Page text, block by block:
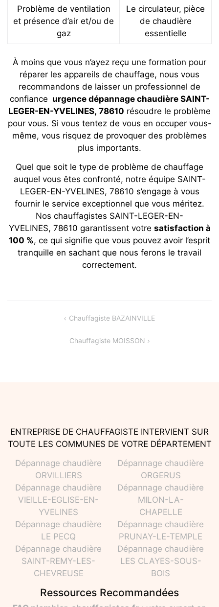
Problème de ventilation
et présence d’air et/ou de
gaz
Le circulateur, pièce
de chaudière
essentielle
À moins que vous n’ayez reçu une formation pour
réparer les appareils de chauffage, nous vous
recommandons de laisser un professionnel de
confiance urgence dépannage chaudière SAINT-
LEGER-EN-YVELINES, 78610 résoudre le problème
pour vous. Si vous tentez de vous en occuper vous-
même, vous risquez de provoquer des problèmes
plus importants.
Quel que soit le type de problème de chauffage
auquel vous êtes confronté, notre équipe SAINT-
LEGER-EN-YVELINES, 78610 s’engage à vous
fournir le service exceptionnel que vous méritez.
Nos chauffagistes SAINT-LEGER-EN-
YVELINES, 78610 garantissent votre satisfaction à
100 %, ce qui signifie que vous pouvez avoir l’esprit
tranquille en sachant que nous ferons le travail
correctement.
Chauffagiste BAZAINVILLE
Chauffagiste MOISSON
ENTREPRISE DE CHAUFFAGISTE INTERVIENT SUR
TOUTE LES COMMUNES DE VOTRE DÉPARTEMENT
Dépannage chaudière
ORVILLIERS
Dépannage chaudière
ORGERUS
Dépannage chaudière
VIEILLE-EGLISE-EN-
YVELINES
Dépannage chaudière
MILON-LA-
CHAPELLE
Dépannage chaudière
LE PECQ
Dépannage chaudière
PRUNAY-LE-TEMPLE
Dépannage chaudière
SAINT-REMY-LES-
CHEVREUSE
Dépannage chaudière
LES CLAYES-SOUS-
BOIS
Ressources Recommandées